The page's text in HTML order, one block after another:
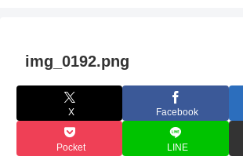
img_0192.png
X Facebook
Pocket LINE